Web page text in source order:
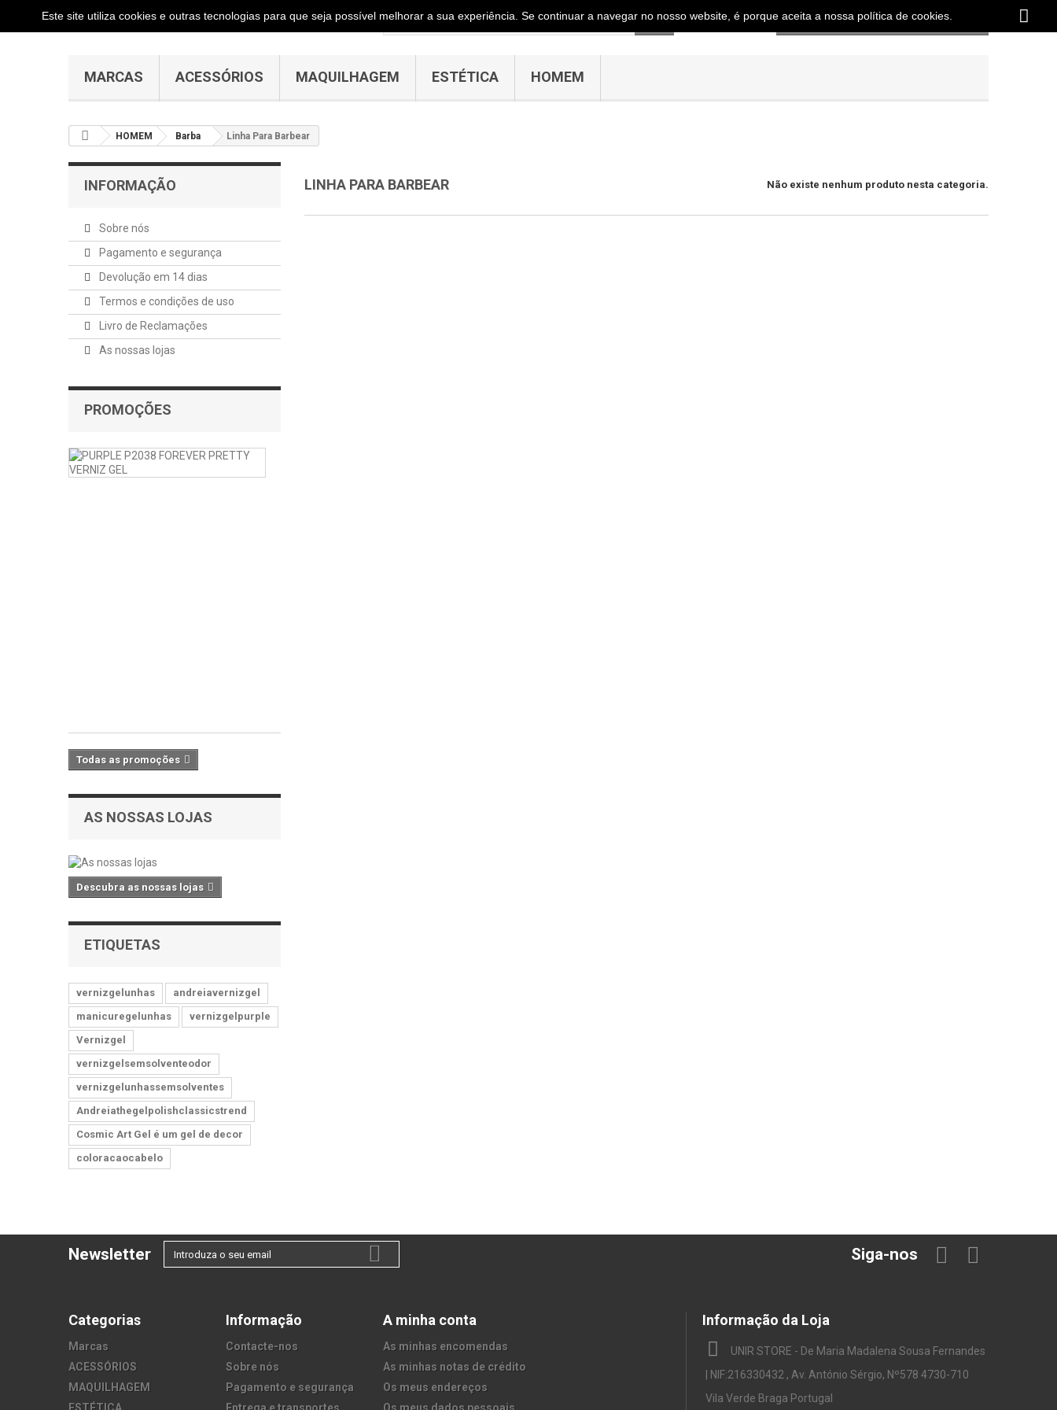
Carrinho (vazio)
MARCAS ACESSÓRIOS MAQUILHAGEM ESTÉTICA HOMEM
HOMEM Barba Linha Para Barbear
INFORMAÇÃO
Sobre nós
Pagamento e segurança
Devolução em 14 dias
Termos e condições de uso
Livro de Reclamações
As nossas lojas
PROMOÇÕES
Todas as promoções
AS NOSSAS LOJAS
Descubra as nossas lojas
ETIQUETAS
vernizgelunhas
andreiavernizgel
manicuregelunhas
vernizgelpurple
Vernizgel
vernizgelsemsolventeodor
vernizgelunhassemsolventes
Andreiathegelpolishclassicstrend
Cosmic Art Gel é um gel de decor
coloracaocabelo
LINHA PARA BARBEAR Não existe nenhum produto nesta categoria.
Newsletter Siga-nos
Este site utiliza cookies e outras tecnologias para que seja possível melhorar a sua experiência. Se continuar a navegar no nosso website, é porque aceita a nossa política de cookies.
Categorias
Marcas
ACESSÓRIOS
MAQUILHAGEM
Informação
Contacte-nos
Sobre nós
Pagamento e segurança
A minha conta
As minhas encomendas
As minhas notas de crédito
Os meus endereços
Informação da Loja
UNIR STORE - De Maria Madalena Sousa Fernandes
| NIF:216330432 , Av. António Sérgio, Nº578 4730-710
Vila Verde Braga Portugal